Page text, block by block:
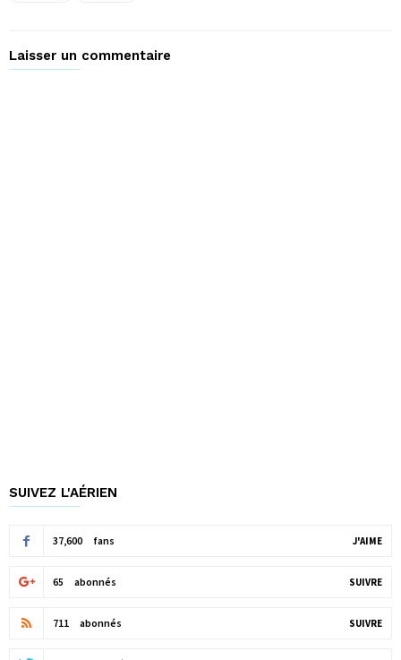
Laisser un commentaire
SUIVEZ L'AÉRIEN
37,600 fans J'AIME
65 abonnés SUIVRE
711 abonnés SUIVRE